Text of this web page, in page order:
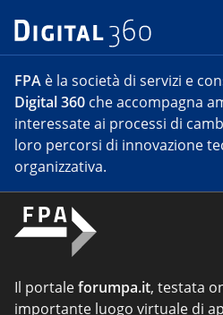
FPA è la società di servizi e
Digital 360 che accompagna
interessate ai processi di
loro percorsi di innovazione
organizzativa.
Il portaleforumpa.it, testata
importante luogo virtuale di